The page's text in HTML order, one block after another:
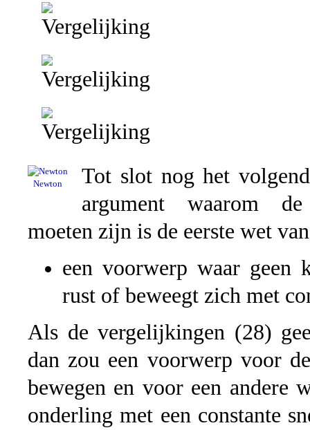
Newton
Tot slot nog het
argument waarom de
moeten zijn is de eerste wet
een voorwerp waar geen
rust of beweegt zich met
Als de vergelijkingen (28)
dan zou een voorwerp voor
bewegen en voor een andere
onderling met een constante